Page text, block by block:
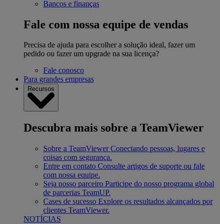
Bancos e finanças
Fale com nossa equipe de vendas
Precisa de ajuda para escolher a solução ideal, fazer um
pedido ou fazer um upgrade na sua licença?
Fale conosco
Para grandes empresas
Recursos
Descubra mais sobre a TeamViewer
Sobre a TeamViewer Conectando pessoas, lugares e
coisas com segurança.
Entre em contato Consulte artigos de suporte ou fale
com nossa equipe.
Seja nosso parceiro Participe do nosso programa global
de parcerias TeamUP.
Cases de sucesso Explore os resultados alcançados por
clientes TeamViewer.
NOTÍCIAS